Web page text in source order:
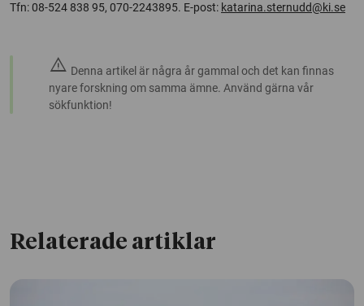
Tfn: 08-524 838 95, 070-2243895. E-post: katarina.sternudd@ki.se
warning Denna artikel är några år gammal och det kan finnas
nyare forskning om samma ämne. Använd gärna vår
sökfunktion!
Relaterade artiklar